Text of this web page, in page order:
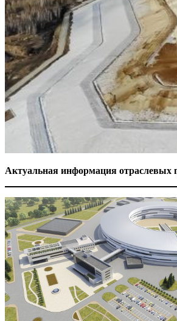
Актуальная информация отраслевых